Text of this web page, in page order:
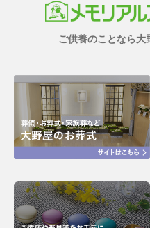
ご供養のことなら大